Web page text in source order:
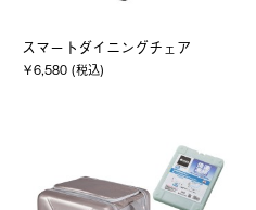
スマートダイニングチェア
￥6,580 (税込)